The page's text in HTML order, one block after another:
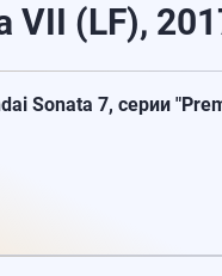
VII (LF),
Sonata 7, серии